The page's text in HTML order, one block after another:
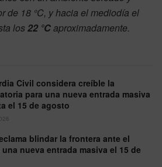
de 18 °C, y hacia el mediodía el
los22 °Caproximadamente.
Civil considera creíble la
para una nueva entrada masiva
el 15 de agosto
blindar la frontera ante el
nueva entrada masiva el 15 de